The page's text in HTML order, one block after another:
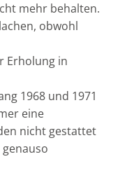
mehr behalten.
obwohl
Erholung in
1968 und 1971
eine
nicht gestattet